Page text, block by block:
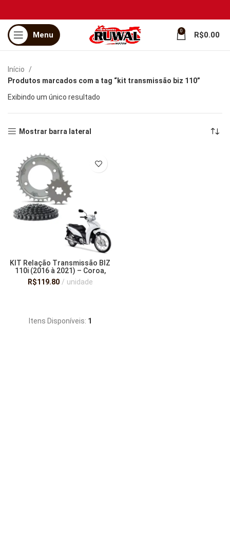
Menu 0 R$0.00
Início
Produtos marcados com a tag “kit transmissão biz 110”
Exibindo um único resultado
Mostrar barra lateral
KIT Relação Transmissão BIZ
110i (2016 à 2021) – Coroa,
Pinhão e Corrente – Smart Fox
R$119.80 unidade
Itens Disponíveis: 1